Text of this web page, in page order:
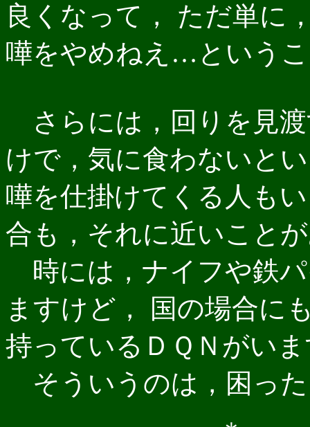
良くなって， ただ単に
嘩をやめねえ…という
さらには，回りを見
けで，気に食わないと
嘩を仕掛けてくる人も
合も，それに近いこと
時には，ナイフや鉄
ますけど， 国の場合に
持っているＤＱＮがい
そういうのは，困っ